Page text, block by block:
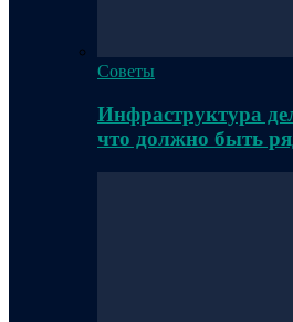
Советы
Инфраструктура
что должно быть